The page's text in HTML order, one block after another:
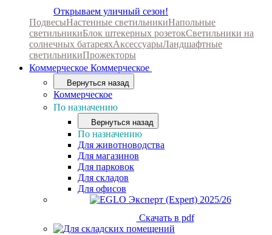
Открываем уличный сезон!
ПодвесыНастенные светильникиНапольные
светильникиБлок штекерных розетокСветильники на
солнечных батареяхАксессуарыЛандшафтные
светильникиПрожекторы
Коммерческое Коммерческое
Вернуться назад
Коммерческое
По назначению
Вернуться назад
По назначению
Для животноводства
Для магазинов
Для парковок
Для складов
Для офисов
Скачать в pdf